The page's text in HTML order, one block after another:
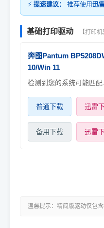
⚡ 提速建议： 推荐使用迅
基础打印驱动 【打印
奔图Pantum
10/Win 11
检测到您的系统可能匹配...
普通下载 迅雷
备用下载 迅雷
温馨提示：精简版驱动仅包